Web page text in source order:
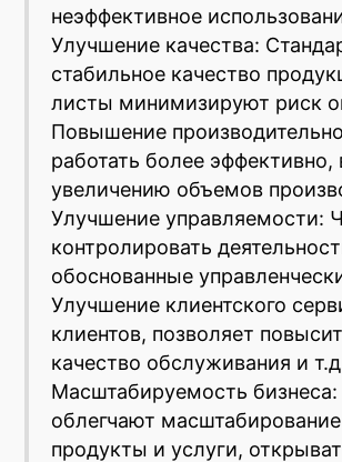
неэффективное
Улучшение качества:
стабильное качество
листы минимизируют риск
Повышение
работать более
увеличению объемов
Улучшение управляемости:
контролировать
обоснованные
Улучшение клиентского
клиентов, позволяет
качество обслуживания и
Масштабируемость
облегчают
продукты и услуги,